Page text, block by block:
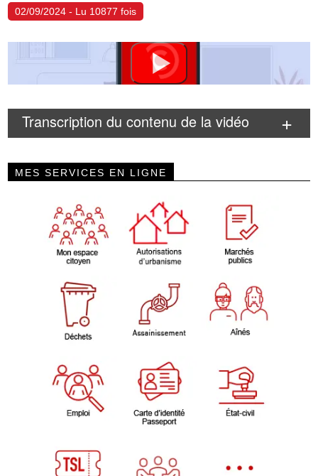
02/09/2024 - Lu 10877 fois
Transcription du contenu de la vidéo
MES SERVICES EN LIGNE